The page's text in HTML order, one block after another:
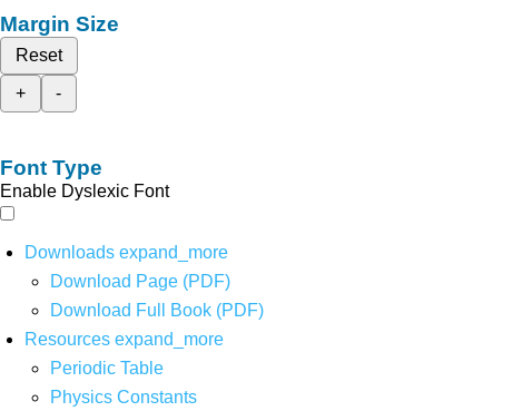
Margin Size
Reset
+
-
Font Type
Enable Dyslexic Font
Downloads expand_more
Download Page (PDF)
Download Full Book (PDF)
Resources expand_more
Periodic Table
Physics Constants